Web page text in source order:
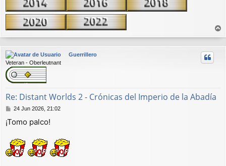
r
r
Guerrillero
Veteran - Oberleutnant
Re: Distant Worlds 2 - Crónicas del Imperio de la Abadía
M
n
a
j
e
24 Jun 2026, 21:02
¡Tomo palco!